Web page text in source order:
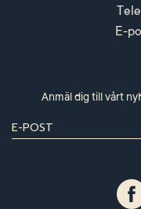
E-
Anmäl dig till vårt